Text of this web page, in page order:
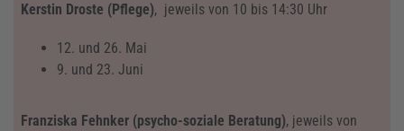
Kerstin Droste (Pflege), jeweils von 10 bis 14:30 Uhr
12. und 26. Mai
9. und 23. Juni
Franziska Fehnker (psycho-soziale Beratung), jeweils von